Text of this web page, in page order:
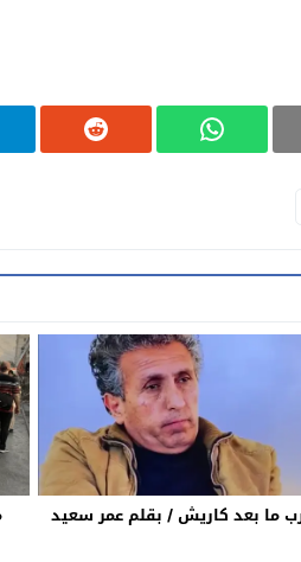
ما بعد كاريش / بقلم عمر سعيد